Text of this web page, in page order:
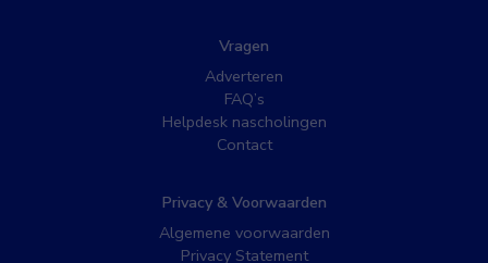
Vragen
Adverteren
FAQ’s
Helpdesk nascholingen
Contact
Privacy & Voorwaarden
Algemene voorwaarden
Privacy Statement